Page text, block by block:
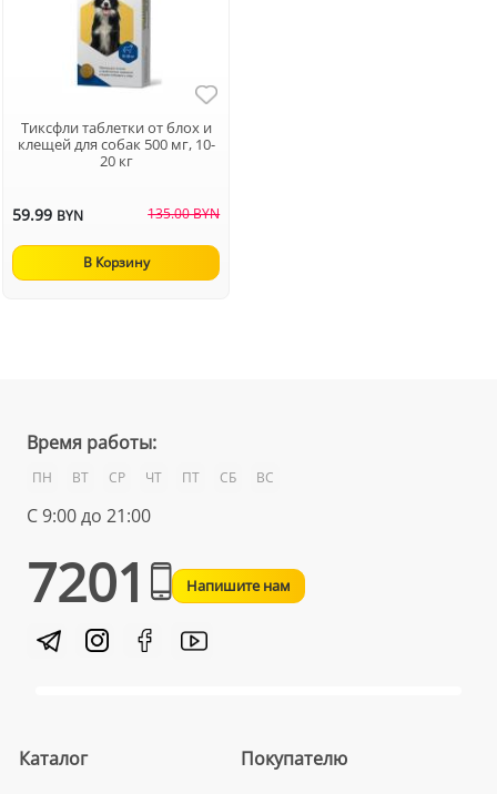
Тиксфли таблетки от блох и
клещей для собак 500 мг, 10-
20 кг
59.99 BYN 135.00 BYN
В Корзину
Время работы:
ПН ВТ СР ЧТ ПТ СБ ВС
С 9:00 до 21:00
7201 Напишите нам
Каталог Покупателю